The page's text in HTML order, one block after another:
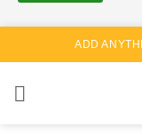
naar
ADD